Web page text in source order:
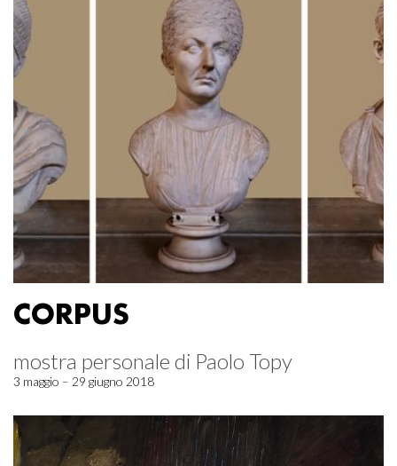
CORPUS
mostra personale di Paolo Topy
3 maggio – 29 giugno 2018